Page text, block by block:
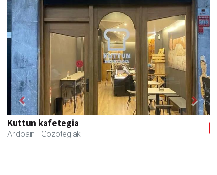
Kuttun kafetegia
Andoain - Gozotegiak
Previous Next